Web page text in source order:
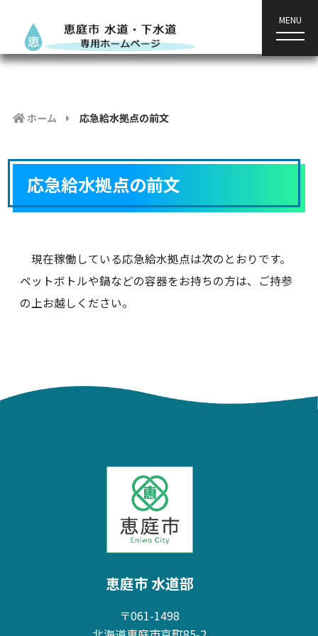
MENU
ホーム 応急給水拠点の前文
応急給水拠点の前文
現在稼働している応急給水拠点は次のとおりです。
ペットボトルや鍋などの容器をお持ちの方は、ご持参
の上お越しください。
恵庭市 水道部
〒061-1498